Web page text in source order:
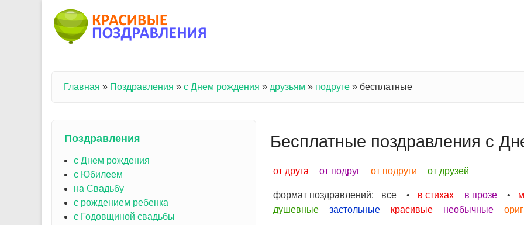
Вы здесь
Главная » Поздравления » с Днем рождения » друзьям » подруге » бесплатные
Бесплатные поздравления с
от друга от подруг от подруги от друзей
формат поздравлений: все • в стихах в прозе •
душевные
застольные красивые необычные
Поздравления
с Днем рождения
с Юбилеем
на Свадьбу
с рождением ребенка
с Годовщиной свадьбы